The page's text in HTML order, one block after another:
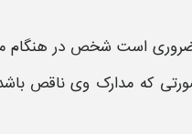
است شخص در هنگام
که مدارک وی ناقص